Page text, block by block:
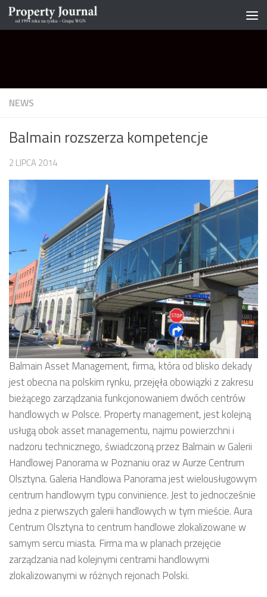
Skip to content
NEWS
Balmain rozszerza kompetencje
2 LIPCA 2014
Balmain Asset Management, firma, która od blisko dekady
jest obecna na polskim rynku, przejęła obowiązki z zakresu
bieżącego zarządzania funkcjonowaniem dwóch centrów
handlowych w Polsce. Property management, jest kolejną
usługą obok asset managementu, najmu powierzchni i
nadzoru technicznego, świadczoną przez Balmain w Galerii
Handlowej Panorama w Poznaniu oraz w Aurze Centrum
Olsztyna. Galeria Handlowa Panorama jest wielousługowym
centrum handlowym typu convinience. Jest to jednocześnie
jedna z pierwszych galerii handlowych w tym mieście. Aura
Centrum Olsztyna to centrum handlowe zlokalizowane w
samym sercu miasta. Firma ma w planach przejęcie
zarządzania nad kolejnymi centrami handlowymi
zlokalizowanymi w różnych rejonach Polski.